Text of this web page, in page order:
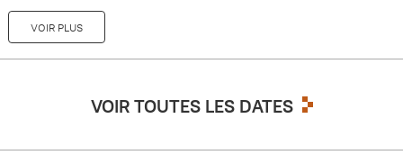
VOIR PLUS
VOIR TOUTES LES DATES